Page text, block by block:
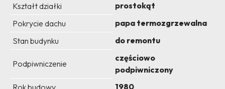
Kształt działki
prostokąt
Pokrycie dachu
papa termozgrzewalna
Stan budynku
do remontu
Podpiwniczenie
częściowo
podpiwniczony
1980